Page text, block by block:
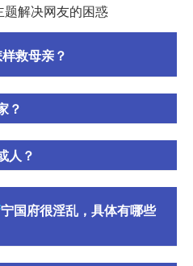
题解决网友的困惑
救母亲？
？
人？
宁国府很淫乱，具体有哪些